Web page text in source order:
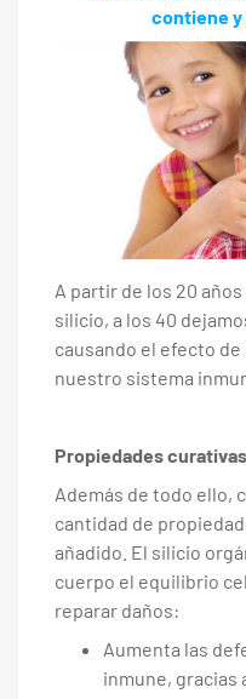
contiene y
A partir de los 20
silicio, a los 40
causando el efecto
nuestro sistema
Propiedades
Además de todo ello,
cantidad de
añadido. El silicio
cuerpo el equilibrio
reparar daños:
Aumenta las
inmune, gracias